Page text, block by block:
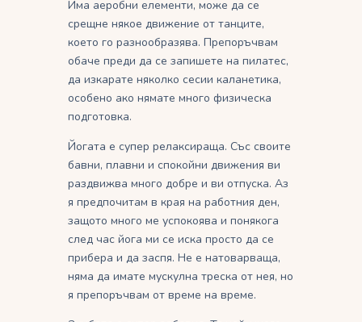
Има аеробни елементи, може да се
срещне някое движение от танците,
което го разнообразява. Препоръчвам
обаче преди да се запишете на пилатес,
да изкарате няколко сесии каланетика,
особено ако нямате много физическа
подготовка.
Йогата е супер релаксираща. Със своите
бавни, плавни и спокойни движения ви
раздвижва много добре и ви отпуска. Аз
я предпочитам в края на работния ден,
защото много ме успокоява и понякога
след час йога ми се иска просто да се
прибера и да заспя. Не е натоварваща,
няма да имате мускулна треска от нея, но
я препоръчвам от време на време.